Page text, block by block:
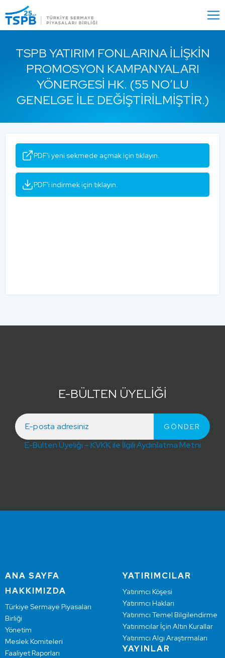
Close
TSPB YATIRIM FONLARINA İLIŞKIN
PROMOSYON KAMPANYALARI
YÖNERGESI HK. (55 NO’LU
GENELGE ILE DEĞIŞTIRILMIŞTIR.)
PDF'i yeni sekmede açmak için tıklayın.
PDF'i indirmek için tıklayın.
E-BÜLTEN ÜYELİĞİ
E-Bülten Üyeliği – KVKK ile İlgili Aydınlatma Metni
ANA SAYFA
HAKKIMIZDA
Türkiye Sermaye Piyasaları
Birliği
Yönetim
Meslek Komiteleri
Faaliyet Raporları
YATIRIMCILAR
Yatırımcı Köşesi
Yatırımcı Hakları
Yatırımcı Temel Bilgilendirme
Yatırımcılar İçin Altın Kurallar
Yatırımcı Algı Araştırmaları
YAYINLAR